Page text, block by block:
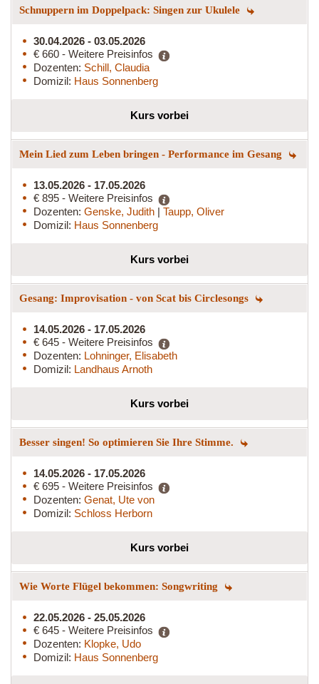
Schnuppern im Doppelpack: Singen zur Ukulele
30.04.2026 - 03.05.2026
€ 660 - Weitere Preisinfos
Dozenten: Schill, Claudia
Domizil: Haus Sonnenberg
Kurs vorbei
Mein Lied zum Leben bringen - Performance im Gesang
13.05.2026 - 17.05.2026
€ 895 - Weitere Preisinfos
Dozenten: Genske, Judith | Taupp, Oliver
Domizil: Haus Sonnenberg
Kurs vorbei
Gesang: Improvisation - von Scat bis Circlesongs
14.05.2026 - 17.05.2026
€ 645 - Weitere Preisinfos
Dozenten: Lohninger, Elisabeth
Domizil: Landhaus Arnoth
Kurs vorbei
Besser singen! So optimieren Sie Ihre Stimme.
14.05.2026 - 17.05.2026
€ 695 - Weitere Preisinfos
Dozenten: Genat, Ute von
Domizil: Schloss Herborn
Kurs vorbei
Wie Worte Flügel bekommen: Songwriting
22.05.2026 - 25.05.2026
€ 645 - Weitere Preisinfos
Dozenten: Klopke, Udo
Domizil: Haus Sonnenberg